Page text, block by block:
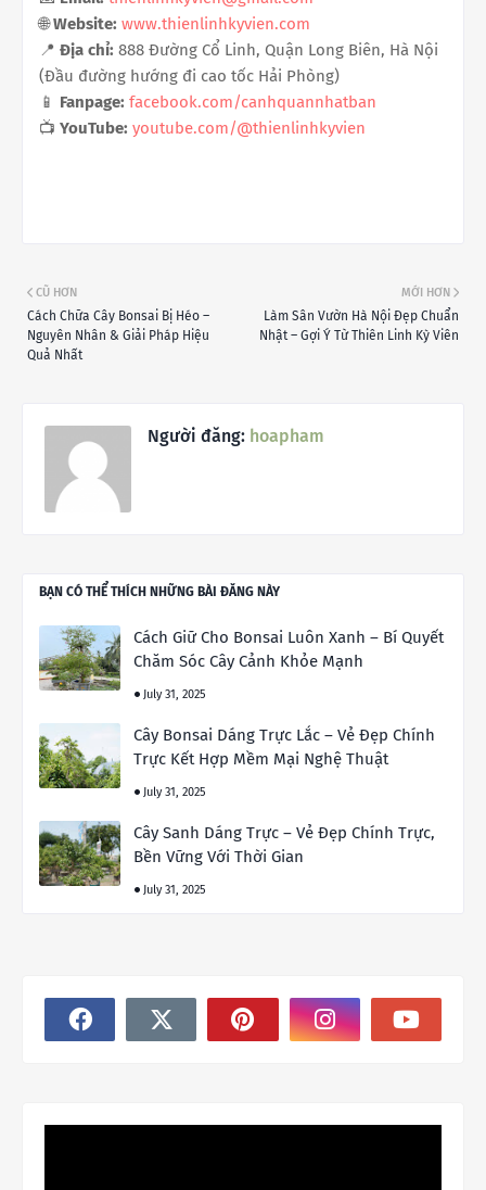
🌐Website: www.thienlinhkyvien.com
📍 Địa chỉ: 888 Đường Cổ Linh, Quận Long Biên, Hà Nội
(Đầu đường hướng đi cao tốc Hải Phòng)
📱 Fanpage: facebook.com/canhquannhatban
📺 YouTube: youtube.com/@thienlinhkyvien
MỚI HƠN
Làm Sân Vườn Hà Nội Đẹp Chuẩn
Nhật – Gợi Ý Từ Thiên Linh Kỳ Viên
CŨ HƠN
Cách Chữa Cây Bonsai Bị Héo –
Nguyên Nhân & Giải Pháp Hiệu
Quả Nhất
Người đăng: hoapham
BẠN CÓ THỂ THÍCH NHỮNG BÀI ĐĂNG NÀY
Cách Giữ Cho Bonsai Luôn Xanh – Bí Quyết
Chăm Sóc Cây Cảnh Khỏe Mạnh
July 31, 2025
Cây Bonsai Dáng Trực Lắc – Vẻ Đẹp Chính
Trực Kết Hợp Mềm Mại Nghệ Thuật
July 31, 2025
Cây Sanh Dáng Trực – Vẻ Đẹp Chính Trực,
Bền Vững Với Thời Gian
July 31, 2025